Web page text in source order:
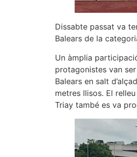
Dissabte passat va
Balears de la
Un àmplia
protagonistes van
Balears en salt
metres llisos. El
Triay també es va